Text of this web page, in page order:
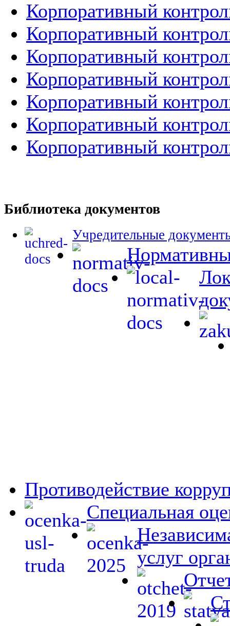
Корпоративный
Корпоративный
Корпоративный
Корпоративный
Корпоративный
Корпоративный
Корпоративный
Библиотека документов
Учредительные
Противодействие
Специальная
услуг